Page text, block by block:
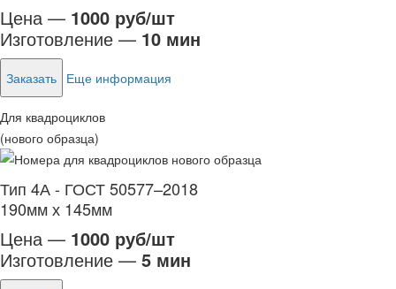
Цена — 1000 руб/шт
Изготовление — 10 мин
Заказать Еще информация
Для квадроциклов
(нового образца)
Тип 4А - ГОСТ 50577–2018
190мм х 145мм
Цена — 1000 руб/шт
Изготовление — 5 мин